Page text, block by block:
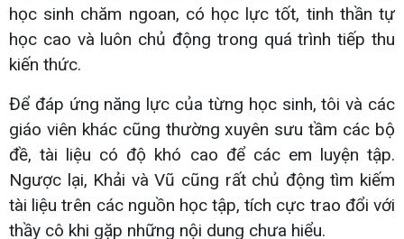
học sinh chăm ngoan, có học lực tốt, tinh thần tự
học cao và luôn chủ động trong quá trình tiếp thu
kiến thức.
Để đáp ứng năng lực của từng học sinh, tôi và các
giáo viên khác cũng thường xuyên sưu tầm các bộ
đề, tài liệu có độ khó cao để các em luyện tập.
Ngược lại, Khải và Vũ cũng rất chủ động tìm kiếm
tài liệu trên các nguồn học tập, tích cực trao đổi với
thầy cô khi gặp những nội dung chưa hiểu.